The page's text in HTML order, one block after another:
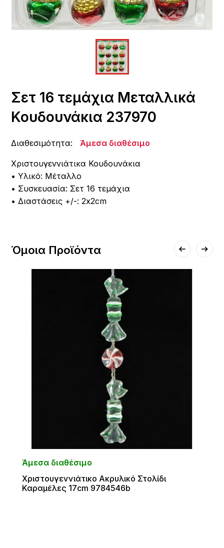
Σετ 16 τεμάχια Μεταλλικά
Κουδουνάκια 237970
Διαθεσιμότητα: Άμεσα διαθέσιμο
Χριστουγεννιάτικα Κουδουνάκια
• Υλικό: Μέταλλο
• Συσκευασία: Σετ 16 τεμάχια
• Διαστάσεις +/-: 2x2cm
Όμοια Προϊόντα
Άμεσα διαθέσιμο
Χριστουγεννιάτικο Ακρυλικό Στολίδι
Καραμέλες 17cm 9784546b